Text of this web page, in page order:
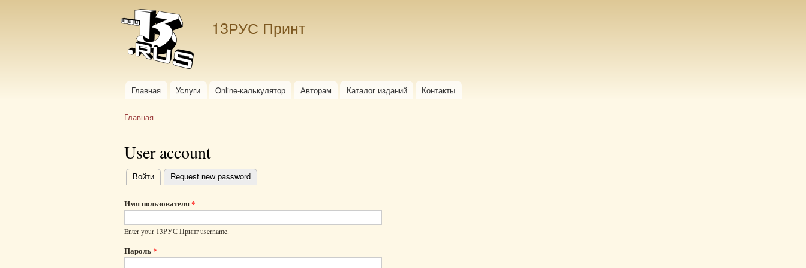
13РУС Принт
Главное меню
Главная Услуги Online-калькулятор Авторам Каталог изданий Контакты
Главная
User account
Главные
вкладки
Войти (активная вкладка)
Request new password
Имя пользователя*
Enter your 13РУС Принт username.
Пароль*